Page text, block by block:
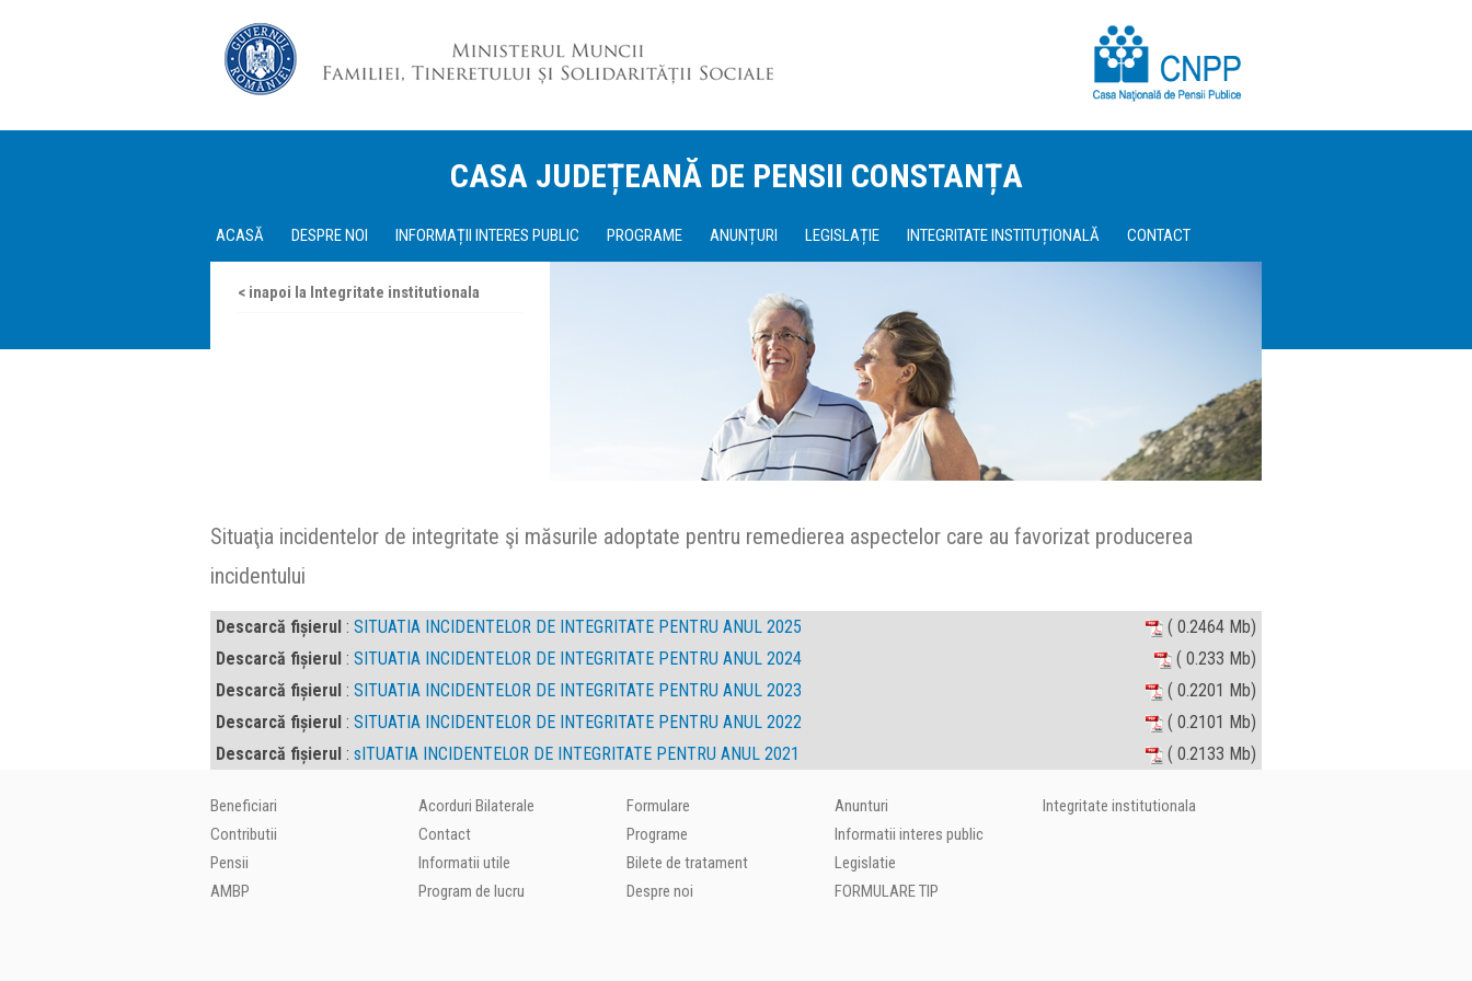
CASA JUDEȚEANĂ DE PENSII CONSTANȚA
ACASĂ DESPRE NOI INFORMAȚII INTERES PUBLIC PROGRAME ANUNȚURI LEGISLAȚIE INTEGRITATE INSTITUȚIONALĂ CONTACT
< inapoi la Integritate institutionala
Situaţia incidentelor de integritate şi măsurile adoptate pentru remedierea aspectelor care au favorizat producerea
incidentului
Descarcă fișierul : SITUATIA INCIDENTELOR DE INTEGRITATE PENTRU ANUL 2025
( 0.2464 Mb)
Descarcă fișierul : SITUATIA INCIDENTELOR DE INTEGRITATE PENTRU ANUL 2024
( 0.233 Mb)
Descarcă fișierul : SITUATIA INCIDENTELOR DE INTEGRITATE PENTRU ANUL 2023
( 0.2201 Mb)
Descarcă fișierul : SITUATIA INCIDENTELOR DE INTEGRITATE PENTRU ANUL 2022
( 0.2101 Mb)
Descarcă fișierul : sITUATIA INCIDENTELOR DE INTEGRITATE PENTRU ANUL 2021 ( 0.2133 Mb)
Beneficiari
Contributii
Pensii
AMBP
Acorduri Bilaterale
Contact
Informatii utile
Program de lucru
Formulare
Programe
Bilete de tratament
Despre noi
Anunturi
Informatii interes public
Legislatie
FORMULARE TIP
Integritate institutionala